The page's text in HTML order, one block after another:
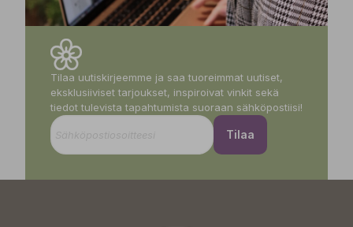
Tilaa uutiskirjeemme ja saa tuoreimmat uutiset,
eksklusiiviset tarjoukset, inspiroivat vinkit sekä
tiedot tulevista tapahtumista suoraan sähköpostiisi!
Tilaa